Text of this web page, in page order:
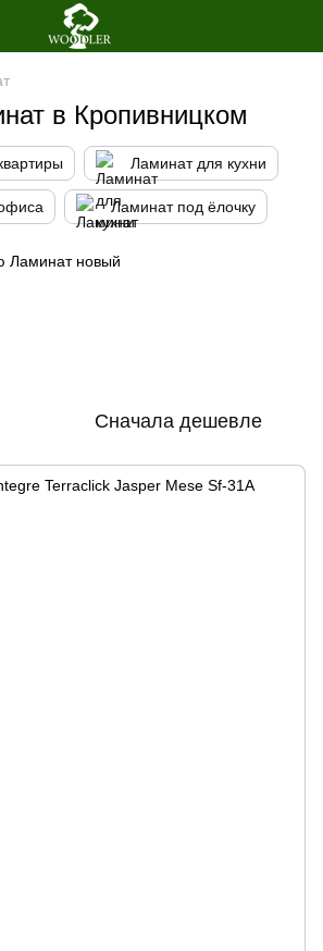
в Кропивницком
Ламинат для кухни
Ламинат под ёлочку
Сначала дешевле